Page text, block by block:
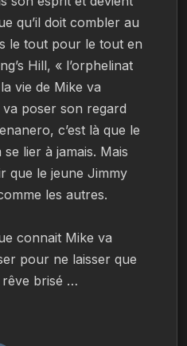
qu’il doit combler au
le tout pour le tout en
Hill, « l’orphelinat
vie de Mike va
va poser son regard
c’est là que le
lier à jamais. Mais
que le jeune Jimmy
les autres.
connait Mike va
pour ne laisser que
rêve brisé …